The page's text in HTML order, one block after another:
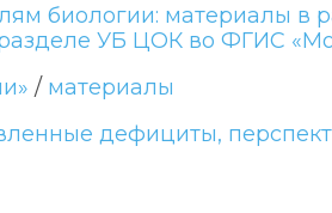
биологии: материалы в
УБ ЦОК во ФГИС
/ материалы
дефициты,